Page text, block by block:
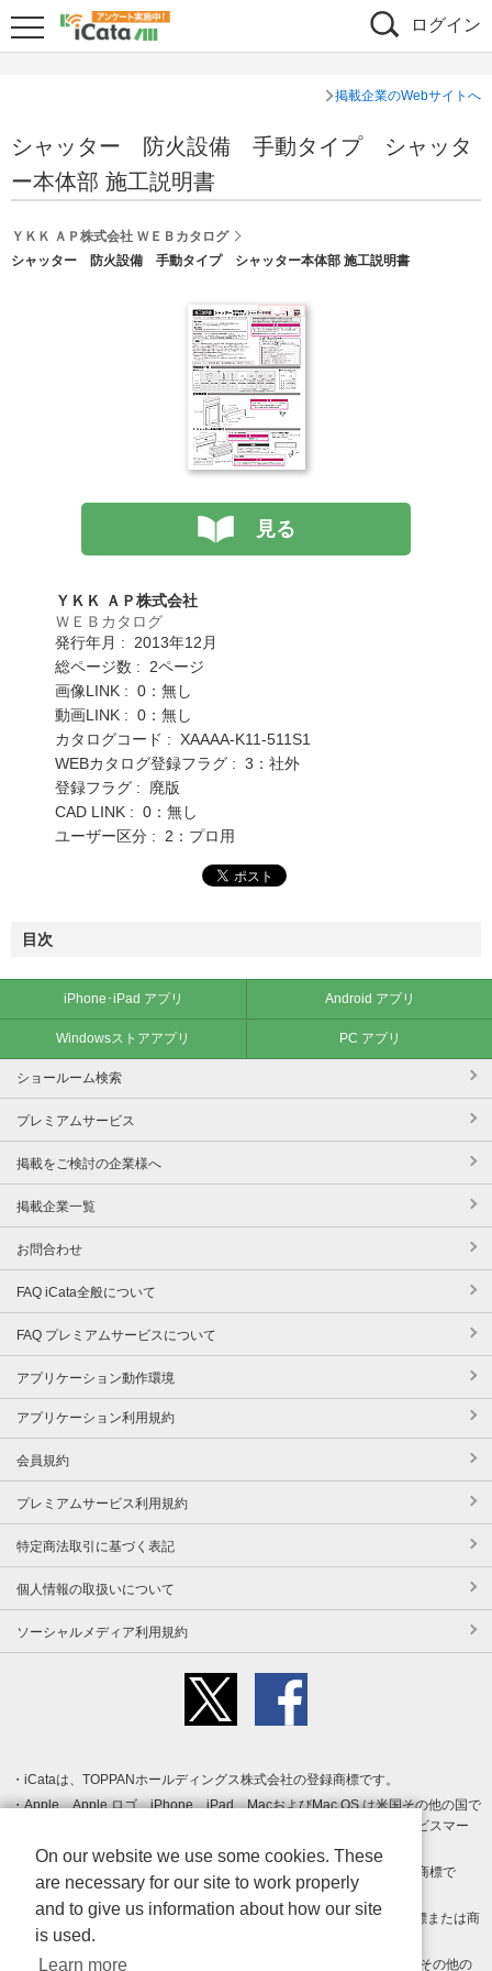
ログイン
掲載企業のWebサイトへ
シャッター 防火設備 手動タイプ シャッタ
ー本体部 施工説明書
ＹＫＫ ＡＰ株式会社 ＷＥＢカタログ
シャッター 防火設備 手動タイプ シャッター本体部 施工説明書
見る
ＹＫＫ ＡＰ株式会社
ＷＥＢカタログ
発行年月 : 2013年12月
総ページ数 : 2ページ
画像LINK : 0：無し
動画LINK : 0：無し
カタログコード : XAAAA-K11-511S1
WEBカタログ登録フラグ : 3：社外
登録フラグ : 廃版
CAD LINK : 0：無し
ユーザー区分 : 2：プロ用
目次
iPhone･iPad アプリ Android アプリ
Windowsストアアプリ PC アプリ
ショールーム検索
プレミアムサービス
掲載をご検討の企業様へ
掲載企業一覧
お問合わせ
FAQ iCata全般について
FAQ プレミアムサービスについて
アプリケーション動作環境
アプリケーション利用規約
会員規約
プレミアムサービス利用規約
特定商法取引に基づく表記
個人情報の取扱いについて
ソーシャルメディア利用規約
iCataは、TOPPANホールディングス株式会社の登録商標です。
Apple、Apple ロゴ、iPhone、iPad、MacおよびMac OS は米国その他の国で
登録された Apple Inc. の商標です。App Store は Apple Inc. のサービスマー
クです。
Android、Google Play および Google Play ロゴ は Google LLC の商標で
す。
Windows は Microsoft Inc.の米国およびその他の国における登録商標または商
標です。
Adobe、Adobe Reader、Adobe PDF は、Adobe Inc.の米国およびその他の
On our website we use some cookies. These
are necessary for our site to work properly
and to give us information about how our site
is used.
Learn more